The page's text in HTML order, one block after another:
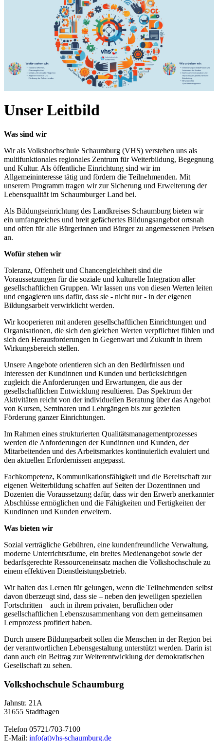
Unser Leitbild
Was sind wir
Wir als Volkshochschule Schaumburg (VHS) verstehen uns als
multifunktionales regionales Zentrum für Weiterbildung, Begegnung
und Kultur. Als öffentliche Einrichtung sind wir im
Allgemeininteresse tätig und fördern die Teilnehmenden. Mit
unserem Programm tragen wir zur Sicherung und Erweiterung der
Lebensqualität im Schaumburger Land bei.
Als Bildungseinrichtung des Landkreises Schaumburg bieten wir
ein umfangreiches und breit gefächertes Bildungsangebot ortsnah
und offen für alle Bürgerinnen und Bürger zu angemessenen Preisen
an.
Wofür stehen wir
Toleranz, Offenheit und Chancengleichheit sind die
Voraussetzungen für die soziale und kulturelle Integration aller
gesellschaftlichen Gruppen. Wir lassen uns von diesen Werten leiten
und engagieren uns dafür, dass sie - nicht nur - in der eigenen
Bildungsarbeit verwirklicht werden.
Wir kooperieren mit anderen gesellschaftlichen Einrichtungen und
Organisationen, die sich den gleichen Werten verpflichtet fühlen und
sich den Herausforderungen in Gegenwart und Zukunft in ihrem
Wirkungsbereich stellen.
Unsere Angebote orientieren sich an den Bedürfnissen und
Interessen der Kundinnen und Kunden und berücksichtigen
zugleich die Anforderungen und Erwartungen, die aus der
gesellschaftlichen Entwicklung resultieren. Das Spektrum der
Aktivitäten reicht von der individuellen Beratung über das Angebot
von Kursen, Seminaren und Lehrgängen bis zur gezielten
Förderung ganzer Einrichtungen.
Im Rahmen eines strukturierten Qualitätsmanagementprozesses
werden die Anforderungen der Kundinnen und Kunden, der
Mitarbeitenden und des Arbeitsmarktes kontinuierlich evaluiert und
den aktuellen Erfordernissen angepasst.
Fachkompetenz, Kommunikationsfähigkeit und die Bereitschaft zur
eigenen Weiterbildung schaffen auf Seiten der Dozentinnen und
Dozenten die Voraussetzung dafür, dass wir den Erwerb anerkannter
Abschlüsse ermöglichen und die Fähigkeiten und Fertigkeiten der
Kundinnen und Kunden erweitern.
Was bieten wir
Sozial verträgliche Gebühren, eine kundenfreundliche Verwaltung,
moderne Unterrichtsräume, ein breites Medienangebot sowie der
bedarfsgerechte Ressourceneinsatz machen die Volkshochschule zu
einem effektiven Dienstleistungsbetrieb.
Wir halten das Lernen für gelungen, wenn die Teilnehmenden selbst
davon überzeugt sind, dass sie – neben den jeweiligen speziellen
Fortschritten – auch in ihrem privaten, beruflichen oder
gesellschaftlichen Lebenszusammenhang von dem gemeinsamen
Lernprozess profitiert haben.
Durch unsere Bildungsarbeit sollen die Menschen in der Region bei
der verantwortlichen Lebensgestaltung unterstützt werden. Darin ist
dann auch ein Beitrag zur Weiterentwicklung der demokratischen
Gesellschaft zu sehen.
Volkshochschule Schaumburg
Jahnstr. 21A
31655 Stadthagen
Telefon 05721/703-7100
E-Mail: info(at)vhs-schaumburg.de